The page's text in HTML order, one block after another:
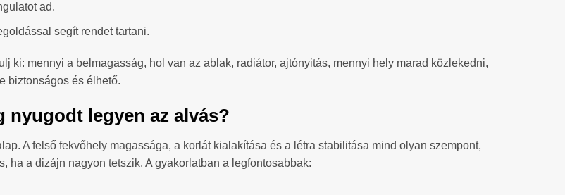
ad.
segít rendet tartani.
ki: mennyi a belmagasság, hol van az ablak, radiátor, ajtónyitás, mennyi hely marad közlekedni,
biztonságos és élhető.
legyen az alvás?
A felső fekvőhely magassága, a korlát kialakítása és a létra stabilitása mind olyan szempont,
ha a dizájn nagyon tetszik. A gyakorlatban a legfontosabbak: